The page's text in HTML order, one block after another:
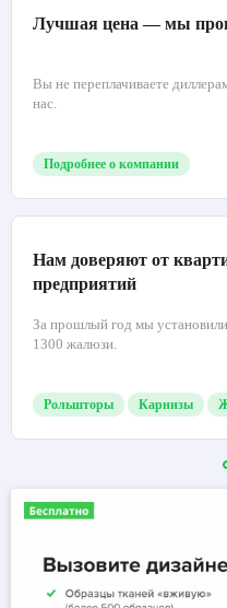
Лучшая цена — мы
Вы не переплачиваете
нас.
Подробнее о компании
Нам доверяют от
предприятий
За прошлый год мы
1300 жалюзи.
Рольшторы Карнизы